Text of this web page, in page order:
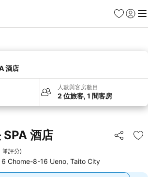
收藏夾
登入 選
酒店
人數與客房數目
2 位旅客, 1 間客房
SPA 酒店 分享
放
筆評分)
Chome-8-16 Ueno, Taito City